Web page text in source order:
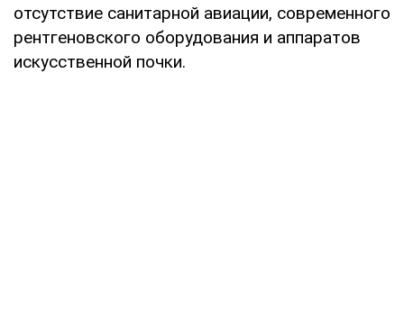
отсутствие санитарной авиации, современного
рентгеновского оборудования и аппаратов
искусственной почки.